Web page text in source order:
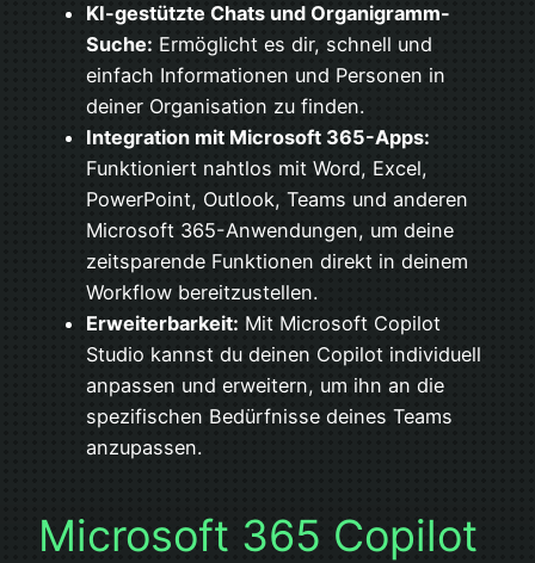
KI-gestützte Chats und Organigramm-
Suche: Ermöglicht es dir, schnell und
einfach Informationen und Personen in
deiner Organisation zu finden.
Integration mit Microsoft 365-Apps:
Funktioniert nahtlos mit Word, Excel,
PowerPoint, Outlook, Teams und anderen
Microsoft 365-Anwendungen, um deine
zeitsparende Funktionen direkt in deinem
Workflow bereitzustellen.
Erweiterbarkeit: Mit Microsoft Copilot
Studio kannst du deinen Copilot individuell
anpassen und erweitern, um ihn an die
spezifischen Bedürfnisse deines Teams
anzupassen.
Microsoft 365 Copilot